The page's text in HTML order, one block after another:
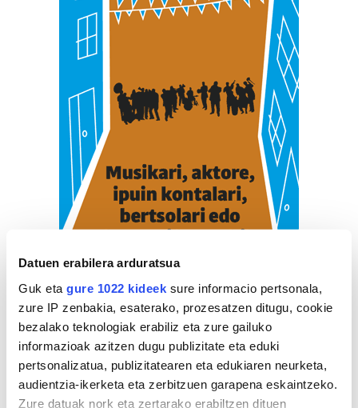
Datuen erabilera arduratsua
Guk eta gure 1022 kideek sure informacio pertsonala,
zure IP zenbakia, esaterako, prozesatzen ditugu, cookie
bezalako teknologiak erabiliz eta zure gailuko
informazioak azitzen dugu publizitate eta eduki
pertsonalizatua, publizitatearen eta edukiaren neurketa,
audientzia-ikerketa eta zerbitzuen garapena eskaintzeko.
Zure datuak nork eta zertarako erabiltzen dituen